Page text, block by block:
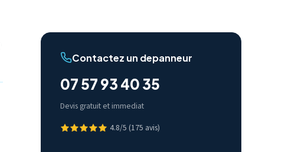
Contactez un depanneur
07 57 93 40 35
Devis gratuit et immediat
4.8/5 (175 avis)